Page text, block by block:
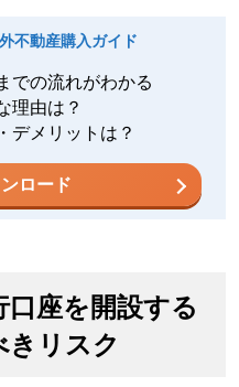
不動産購入ガイド
での流れがわかる
理由は？
デメリットは？
ロード
座を開設する
リスク